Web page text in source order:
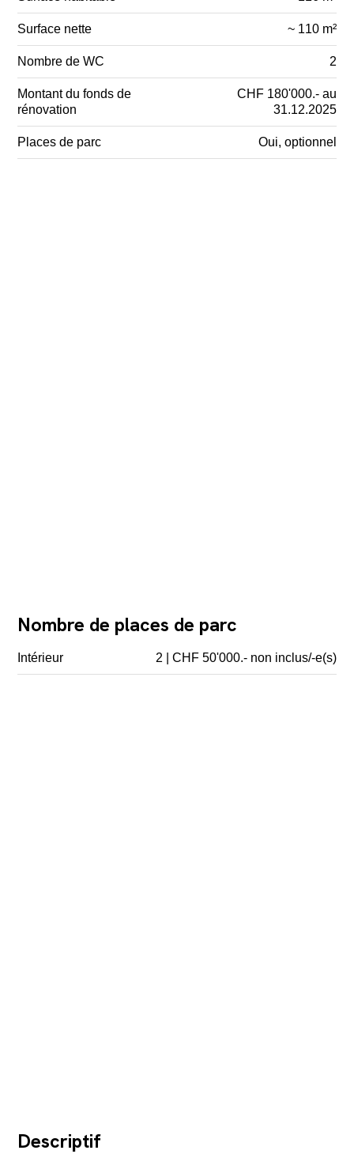
Surface nette ~ 110 m²
Nombre de WC 2
Montant du fonds de
rénovation
CHF 180'000.- au
31.12.2025
Places de parc Oui, optionnel
Nombre de places de parc
Intérieur 2 | CHF 50'000.- non inclus/-e(s)
Descriptif